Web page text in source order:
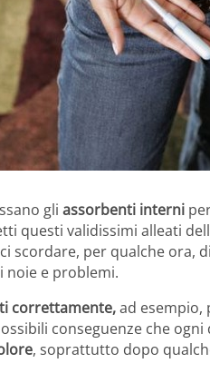
gli assorbenti interni
questi validissimi alleati
scordare, per qualche ora,
noie e problemi.
correttamente,ad esempio,
conseguenze che
, soprattutto dopo